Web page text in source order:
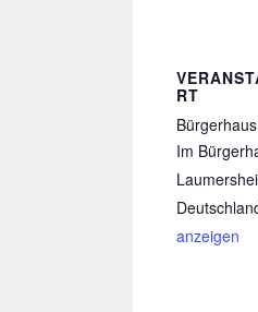
RT
Bürgerhaus
Im
anzeigen